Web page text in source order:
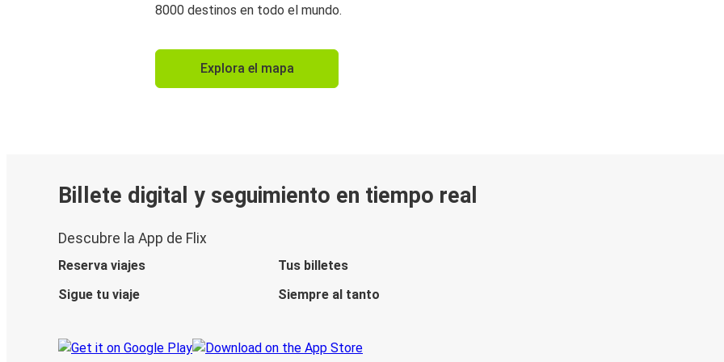
8000 destinos en todo el mundo.
Explora el mapa
Billete digital y seguimiento en tiempo real
Descubre la App de Flix
Reserva viajes
Tus billetes
Sigue tu viaje
Siempre al tanto